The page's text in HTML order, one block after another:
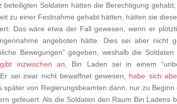
beteiligten Soldaten hätten die Berechtigung
zu einer Festnahme gehabt hätten, hätten sie
Das wäre etwa der Fall gewesen, wenn er
angeboten hätte. Dies sei aber nicht
Bewegungen” gegeben, weshalb die
gibt inzwischen an , Bin Laden sei in einem
sei zwar nicht bewaffnet gewesen, habe sich
später von Regierungsbeamten dann, nur zu Beginn
gefeuert. Als die Soldaten den Raum Bin Ladens